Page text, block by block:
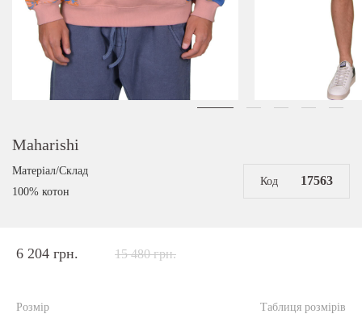
Maharishi
Матеріал/Склад
100% котон
Код 17563
6 204 грн. 15 480 грн.
Таблиця розмірів
Розмір